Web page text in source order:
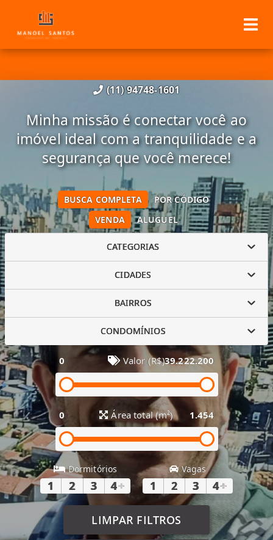
(11) 94748-1601
Minha missão é conectar você ao
imóvel ideal com a tranquilidade e a
segurança que você merece!
VENDA ALUGUEL
BUSCA COMPLETA POR CÓDIGO
CATEGORIAS
CIDADES
BAIRROS
CONDOMÍNIOS
0 Valor (R$)39.222.200
0 Área total (m²) 1.454
Dormitórios
1 2 3 4+
Vagas
1 2 3 4+
LIMPAR FILTROS